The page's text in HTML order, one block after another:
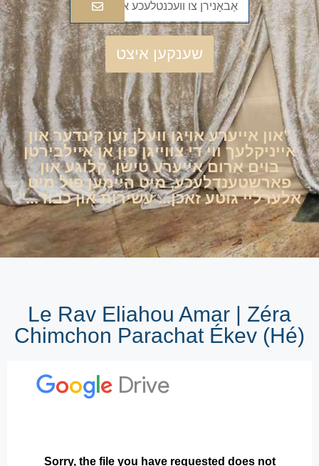
שענקען איצט
"און אייערע אויגן וועלן זען קינדער און
אייניקלעך ווי די צווייגן פון אן איילבירטן
בוים אַרום אייערע טישן, קלוגע און
פארשטענדלעכע, מיט היימען פול מיט
אלערליי גוטע זאכן... עשירות און כבוד..."
Le Rav Eliahou Amar | Zéra
Chimchon Parachat Ékev (Hé)